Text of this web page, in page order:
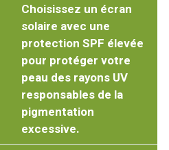
Choisissez un écran
solaire avec une
protection SPF élevée
pour protéger votre
peau des rayons UV
responsables de la
pigmentation
excessive.